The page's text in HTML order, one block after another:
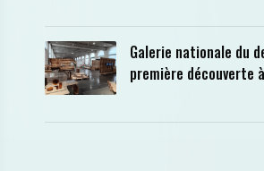
Galerie nationale du
première découverte